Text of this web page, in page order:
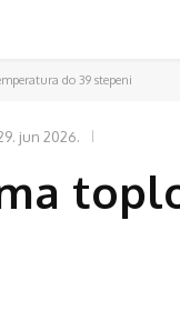
do 39 stepeni
jun 2026.